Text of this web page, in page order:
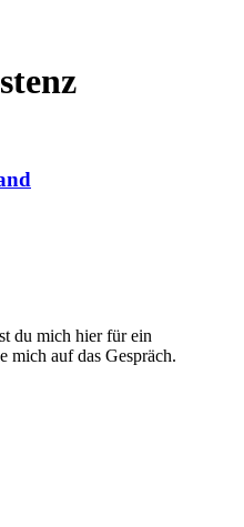
du mich hier für ein
mich auf das Gespräch.